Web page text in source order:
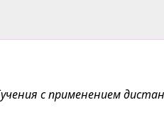
с применением